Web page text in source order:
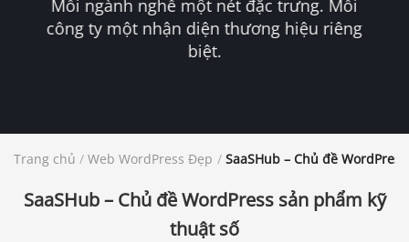
Mỗi ngành nghề một nét đặc trưng. Mỗi
công ty một nhận diện thương hiệu riêng
biệt.
Trang chủ / Web WordPress Đẹp / SaaSHub – Chủ đề
SaaSHub – Chủ đề WordPress sản phẩm kỹ
thuật số